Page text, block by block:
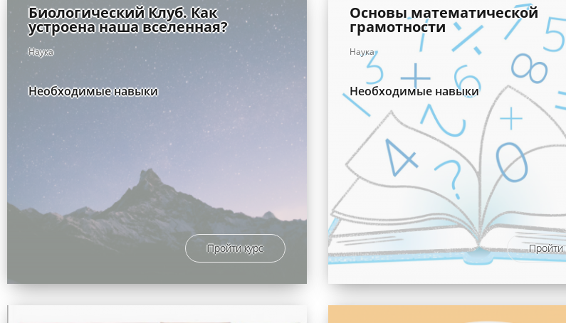
Биологический Клуб. Как
устроена наша вселенная?
Наука
Необходимые навыки
Пройти курс
Основы математической
грамотности
Наука
Необходимые навыки
Пройти